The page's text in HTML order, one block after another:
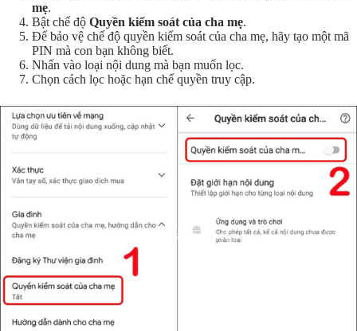
mẹ.
Bật chế độ Quyền kiểm soát của cha mẹ.
Để bảo vệ chế độ quyền kiểm soát của cha mẹ, hãy tạo một mã
PIN mà con bạn không biết.
Nhấn vào loại nội dung mà bạn muốn lọc.
Chọn cách lọc hoặc hạn chế quyền truy cập.